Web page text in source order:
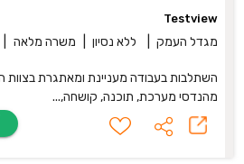
Testview
מגדל העמק ללא נסיון משרה מלאה
השתלבות בעבודה מעניינת ומאתגרת בצוות
מהנדסי מערכת, תוכנה, קושחה,...